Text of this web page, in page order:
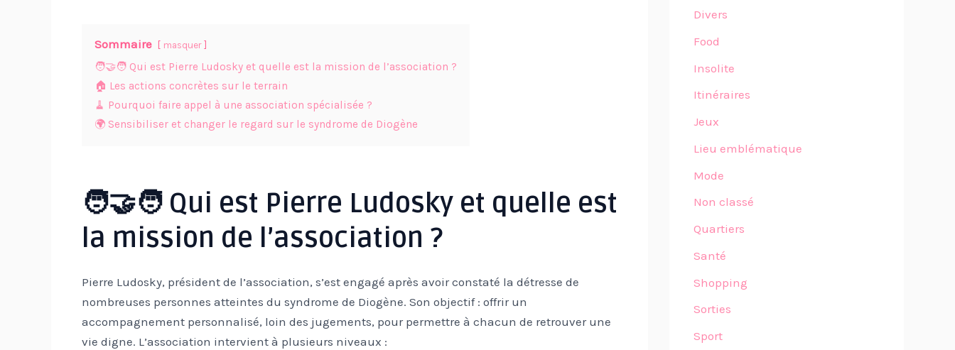
Sommaire masquer
🧑‍🤝‍🧑 Qui est Pierre Ludosky et quelle est la mission de l’association ?
🏠 Les actions concrètes sur le terrain
🧹 Pourquoi faire appel à une association spécialisée ?
🌍 Sensibiliser et changer le regard sur le syndrome de Diogène
🧑‍🤝‍🧑 Qui est Pierre Ludosky et quelle est
la mission de l’association ?
Pierre Ludosky, président de l’association, s’est engagé après avoir constaté la détresse de
nombreuses personnes atteintes du syndrome de Diogène. Son objectif : offrir un
accompagnement personnalisé, loin des jugements, pour permettre à chacun de retrouver une
vie digne. L’association intervient à plusieurs niveaux :
Divers
Food
Insolite
Itinéraires
Jeux
Lieu emblématique
Mode
Non classé
Quartiers
Santé
Shopping
Sorties
Sport